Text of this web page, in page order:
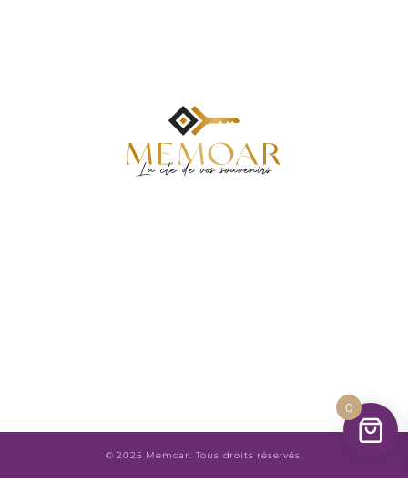
© 2025 Memoar. Tous droits réservés.
0